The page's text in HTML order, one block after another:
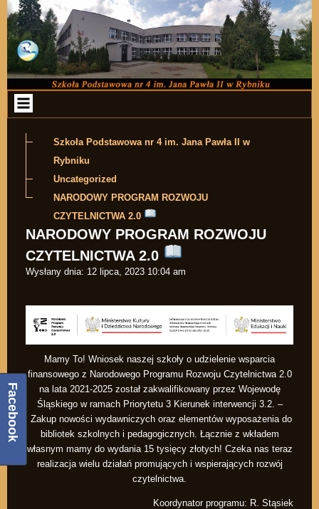
Przejdź do zawartości
Szkoła Podstawowa nr 4 im. Jana Pawła II w
Rybniku
Uncategorized
NARODOWY PROGRAM ROZWOJU
CZYTELNICTWA 2.0
NARODOWY PROGRAM ROZWOJU
CZYTELNICTWA 2.0
Wysłany dnia: 12 lipca, 2023 10:04 am
Mamy To! Wniosek naszej szkoły o udzielenie wsparcia
finansowego z Narodowego Programu Rozwoju Czytelnictwa 2.0
na lata 2021-2025 został zakwalifikowany przez Wojewodę
Śląskiego w ramach Priorytetu 3 Kierunek interwencji 3.2. –
Zakup nowości wydawniczych oraz elementów wyposażenia do
bibliotek szkolnych i pedagogicznych. Łącznie z wkładem
własnym mamy do wydania 15 tysięcy złotych! Czeka nas teraz
realizacja wielu działań promujących i wspierających rozwój
czytelnictwa.
Koordynator programu: R. Stąsiek
Facebook